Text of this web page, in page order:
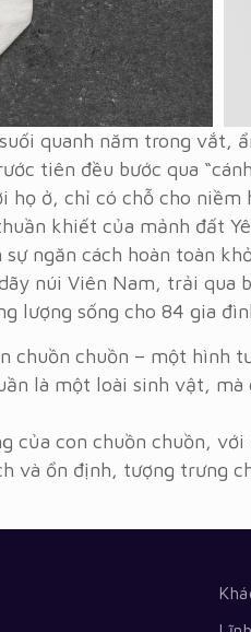
quanh năm trong vắt,
tiên đều bước qua
họ ở, chỉ có chỗ cho niềm
khiết của mảnh đất
ngăn cách hoàn toàn
núi Viên Nam, trải
sống cho 84 gia
chuồn chuồn – một hình
là một loài sinh vật,
của con chuồn chuồn,
và ổn định, tượng trưng